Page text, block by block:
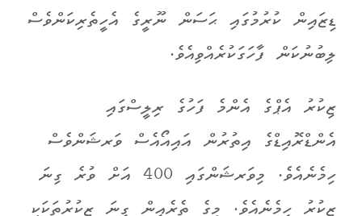
ޑިޒައިން ކުރުމުގައި ޙަސަން ނޫރީގެ އެހީތެރިކަންވެސް
ލިބުނުކަން ފާހަގަކުރެއްވިއެވެ.
ޒިކުރު އެޕްގެ އެންމެ ފަހުގެ ރިލީސްގައި
އެންޑްރޮއިޑްގެ އިތުރުން އައިއޯއެސް ވަރޝަންވެސް
ހިމެނެއެވެ. މިވަރޝަންގައި 400 އަށް ވުރެ ގިނަ
ޒިކުރު ހިމެނެއެވެ. މީގެ ތެރެއިން ގިނަ ޒިކުރުތަކަކީ